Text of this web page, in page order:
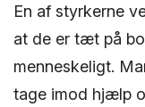
En af styrkerne
at de er tæt på
menneskeligt.
tage imod hjælp